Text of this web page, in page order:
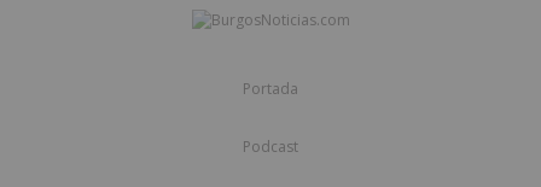
Portada
Podcast